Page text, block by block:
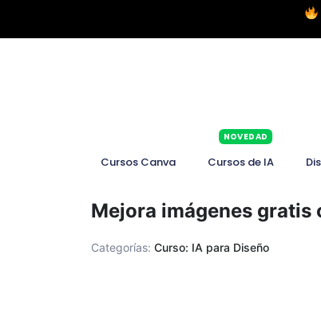
Cursos Canva Cursos de IA
NOVEDAD
Mejora imágenes gratis
Categorías: Curso: IA para Diseño